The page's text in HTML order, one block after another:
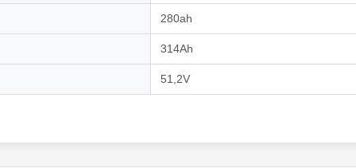
280ah
314Ah
51,2V